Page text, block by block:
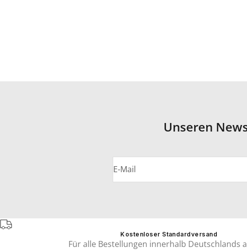
Unseren
E-Mail
Kostenloser Standardversand
Für alle Bestellungen innerhalb Deutschlands